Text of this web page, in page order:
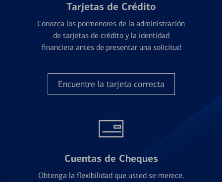
Tarjetas de Crédito
Conozca los pormenores de la administración
de tarjetas de crédito y la identidad
financiera antes de presentar una solicitud
Encuentre la tarjeta correcta
Cuentas de Cheques
Obtenga la flexibilidad que usted se merece,